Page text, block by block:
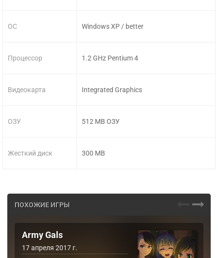
ОС
Процессор
Видеокарта
ОЗУ
Жесткий диск
Windows XP / better
1.2 GHz Pentium 4
Integrated Graphics
512 MB ОЗУ
300 MB
ПОХОЖИЕ ИГРЫ
Army Gals
17 апреля 2017 г.